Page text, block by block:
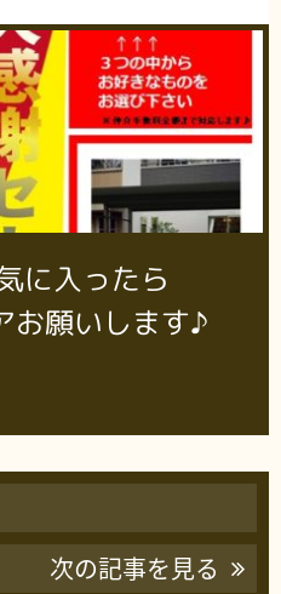
に入ったら
お願いします♪
次の記事を見る